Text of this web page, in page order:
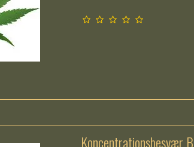
Koncentrationsbesvær